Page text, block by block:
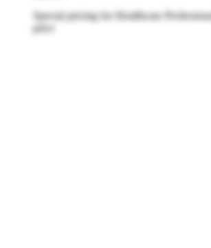
Special pricing for Healthcare
price